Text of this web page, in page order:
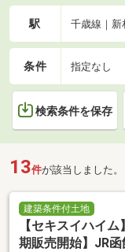
駅 千歳線｜新
条件 指定なし
検索条件を保存
13件が該当しました。
建築条件付土地
【セキスイハイ
期販売開始】JR